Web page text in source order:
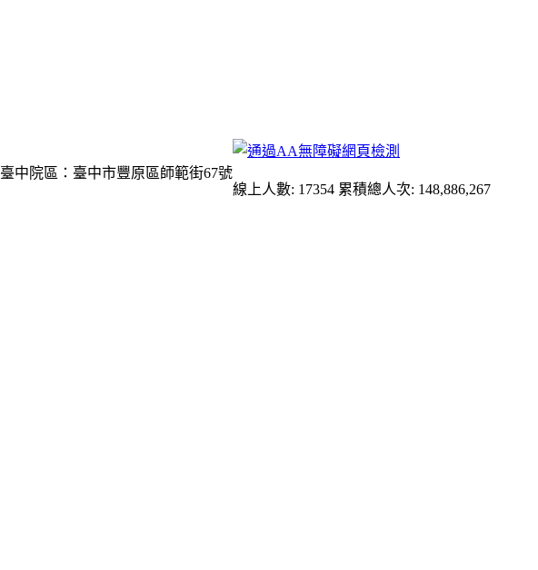
臺中院區：臺中市豐原區師範街67號
線上人數: 17354 累積總人次: 148,886,267